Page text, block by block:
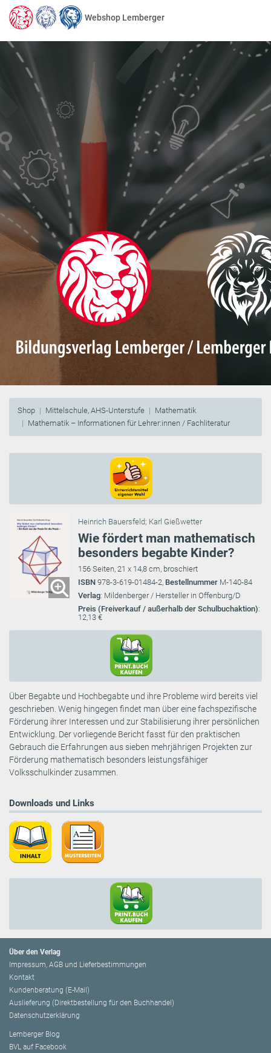
Webshop Lemberger
Shop Mittelschule, AHS-Unterstufe
Mathematik
Mathematik – Informationen für Lehrer:innen / Fachliteratur
Heinrich Bauersfeld; Karl Gießwetter
Wie fördert man mathematisch
besonders begabte Kinder?
156 Seiten, 21 x 14,8 cm, broschiert
ISBN 978-3-619-01484-2, Bestellnummer M-140-84
Verlag: Mildenberger / Hersteller in Offenburg/D
Preis (Freiverkauf / außerhalb der Schulbuchaktion):
12,13 €
Über Begabte und Hochbegabte und ihre Probleme wird bereits viel
geschrieben. Wenig hingegen findet man über eine fachspezifische
Förderung ihrer Interessen und zur Stabilisierung ihrer persönlichen
Entwicklung. Der vorliegende Bericht fasst für den praktischen
Gebrauch die Erfahrungen aus sieben mehrjährigen Projekten zur
Förderung mathematisch besonders leistungsfähiger
Volksschulkinder zusammen.
Downloads und Links
Über den Verlag
Impressum, AGB und Lieferbestimmungen
Kontakt
Kundenberatung (E-Mail)
Auslieferung (Direktbestellung für den Buchhandel)
Datenschutzerklärung
Lemberger Blog
BVL auf Facebook